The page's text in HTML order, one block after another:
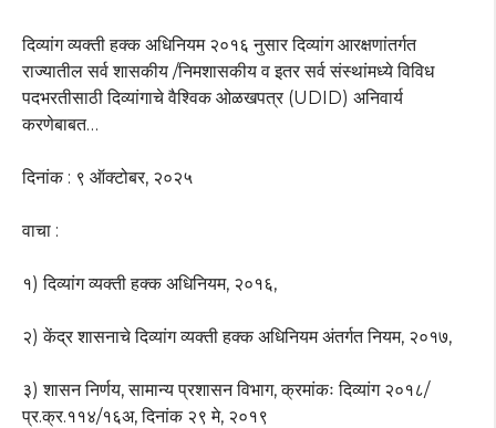
दिव्यांग व्यक्ती हक्क अधिनियम २०१६ नुसार दिव्यांग आरक्षणांतर्गत
राज्यातील सर्व शासकीय /निमशासकीय व इतर सर्व संस्थांमध्ये विविध
पदभरतीसाठी दिव्यांगाचे वैश्विक ओळखपत्र (UDID) अनिवार्य
करणेबाबत…
दिनांक : ९ ऑक्टोबर, २०२५
वाचा :
१) दिव्यांग व्यक्ती हक्क अधिनियम, २०१६,
२) केंद्र शासनाचे दिव्यांग व्यक्ती हक्क अधिनियम अंतर्गत नियम, २०१७,
३) शासन निर्णय, सामान्य प्रशासन विभाग, क्रमांकः दिव्यांग २०१८/
प्र.क्र.११४/१६अ, दिनांक २९ मे, २०१९